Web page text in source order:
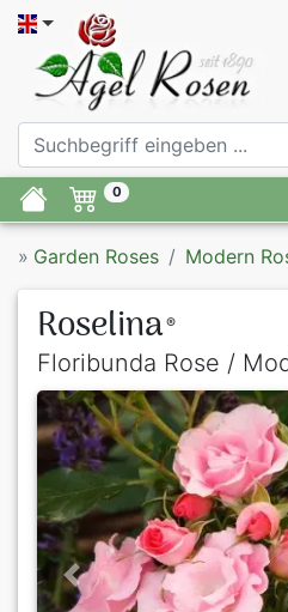
0
» Garden Roses Modern
Roselina ®
Floribunda Rose /
Previous